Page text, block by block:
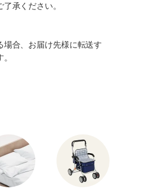
承ください。
合、お届け先様に転送す